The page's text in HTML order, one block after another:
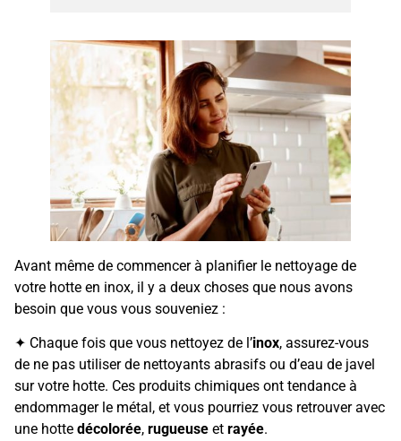
Avant même de commencer à planifier le nettoyage de
votre hotte en inox, il y a deux choses que nous avons
besoin que vous vous souveniez :
✦ Chaque fois que vous nettoyez de l’inox, assurez-vous
de ne pas utiliser de nettoyants abrasifs ou d’eau de javel
sur votre hotte. Ces produits chimiques ont tendance à
endommager le métal, et vous pourriez vous retrouver avec
une hotte décolorée, rugueuse et rayée.